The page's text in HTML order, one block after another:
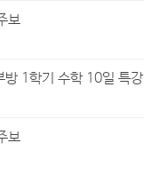
보
1학기 수학 10일 특강
보